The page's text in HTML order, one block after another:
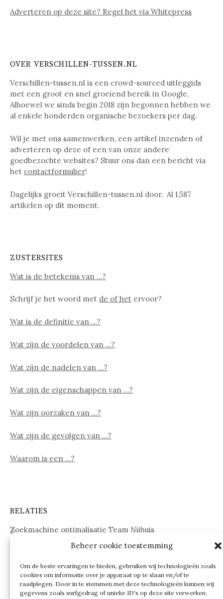
Beheer cookie toestemming
Om de beste ervaringen te bieden, gebruiken wij technologieën zoals
cookies om informatie over je apparaat op te slaan en/of te
raadplegen. Door in te stemmen met deze technologieën kunnen wij
gegevens zoals surfgedrag of unieke ID's op deze site verwerken.
Adverteren op deze site? Regel het via Whitepress
OVER VERSCHILLEN-TUSSEN.NL
Verschillen-tussen.nl is een crowd-sourced uitleggids
met een groot en snel groeiend bereik in Google.
Alhoewel we sinds begin 2018 zijn begonnen hebben we
al enkele honderden organische bezoekers per dag.
Wil je met ons samenwerken, een artikel inzenden of
adverteren op deze of een van onze andere
goedbezochte websites? Stuur ons dan een bericht via
het contactformulier!
Dagelijks groeit Verschillen-tussen.nl door. Al 1,587
artikelen op dit moment.
ZUSTERSITES
Wat is de betekenis van …?
Schrijf je het woord met de of het ervoor?
Wat is de definitie van …?
Wat zijn de voordelen van …?
Wat zijn de nadelen van …?
Wat zijn de eigenschappen van …?
Wat zijn oorzaken van …?
Wat zijn de gevolgen van …?
Waarom is een …?
RELATIES
Zoekmachine optimalisatie Team Nijhuis